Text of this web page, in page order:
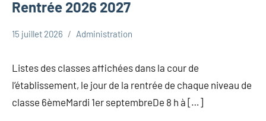
Rentrée 2026 2027
Uncategorized
15 juillet 2026 Administration
Listes des classes affichées dans la cour de
l’établissement, le jour de la rentrée de chaque niveau de
classe 6èmeMardi 1er septembreDe 8 h à […]